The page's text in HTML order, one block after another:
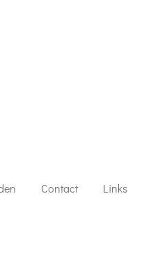
Contact Links